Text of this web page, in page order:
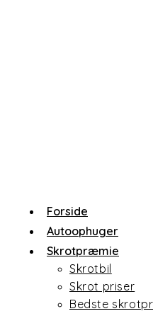
Forside
Autoophuger
Skrotpræmie
Skrotbil
Skrot priser
Bedste